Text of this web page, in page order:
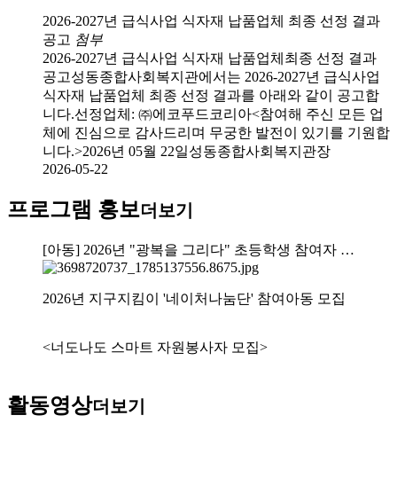
2026-2027년 급식사업 식자재 납품업체 최종 선정 결과
공고 첨부
2026-2027년 급식사업 식자재 납품업체최종 선정 결과
공고성동종합사회복지관에서는 2026-2027년 급식사업
식자재 납품업체 최종 선정 결과를 아래와 같이 공고합
니다.선정업체: ㈜에코푸드코리아<참여해 주신 모든 업
체에 진심으로 감사드리며 무궁한 발전이 있기를 기원합
니다.>2026년 05월 22일성동종합사회복지관장
2026-05-22
프로그램 홍보더보기
[아동] 2026년 "광복을 그리다" 초등학생 참여자 …
2026년 지구지킴이 '네이처나눔단' 참여아동 모집
<너도나도 스마트 자원봉사자 모집>
활동영상더보기